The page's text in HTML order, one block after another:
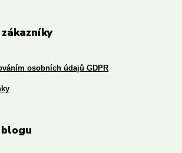
osobních údajů GDPR